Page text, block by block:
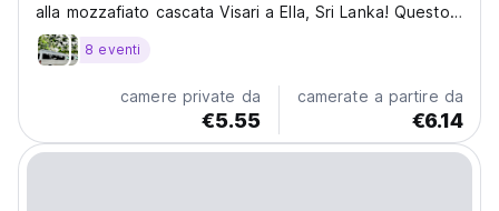
alla mozzafiato cascata Visari a Ella, Sri Lanka! Questo
vivace ostello offre un'esperienza indimenticabile
immersa nella bellezza naturale. Immagina di svegliarti
8 eventi
camere private da
€5.55
camerate a partire da
€6.14